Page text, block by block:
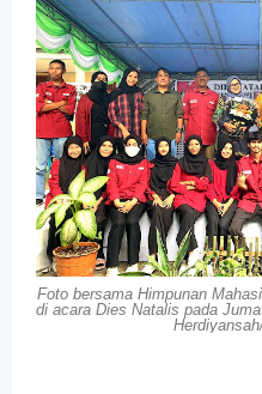
Foto bersama Himpunan
di acara Dies Natalis pada